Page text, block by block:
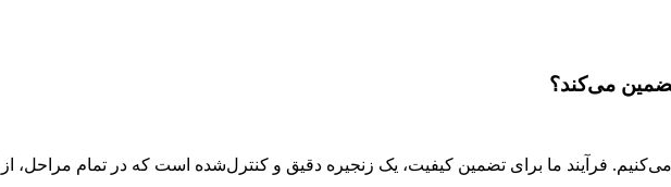
می‌کند؟
فرآیند ما برای تضمین کیفیت، یک زنجیره دقیق و کنترل‌شده است که در تمام مراحل،